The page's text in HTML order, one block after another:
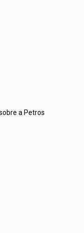
a Petros